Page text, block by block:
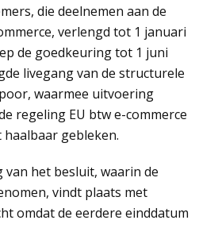
die deelnemen aan de
verlengd tot 1 januari
de goedkeuring tot 1 juni
livegang van de structurele
waarmee uitvoering
regeling EU btw e-commerce
gebleken.
het besluit, waarin de
vindt plaats met
omdat de eerdere einddatum